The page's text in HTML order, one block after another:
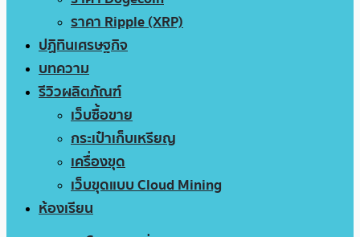
ราคา Ripple (XRP)
ปฏิทินเศรษฐกิจ
บทความ
รีวิวผลิตภัณฑ์
เว็บซื้อขาย
กระเป๋าเก็บเหรียญ
เครื่องขุด
เว็บขุดแบบ Cloud Mining
ห้องเรียน